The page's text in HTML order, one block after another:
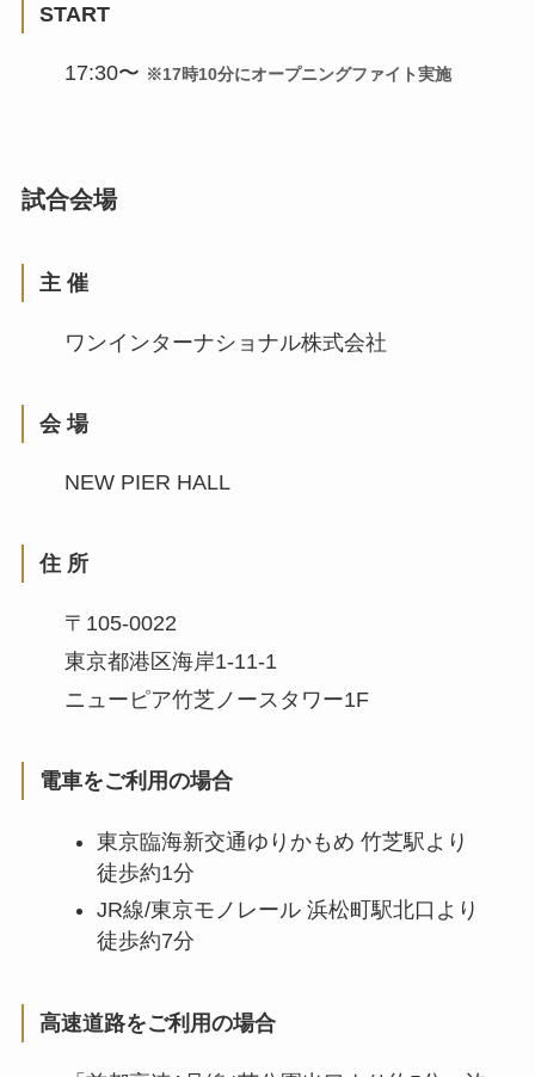
START
17:30〜 ※17時10分にオープニングファイト実施
試合会場
主 催
ワンインターナショナル株式会社
会 場
NEW PIER HALL
住 所
〒105-0022
東京都港区海岸1-11-1
ニューピア竹芝ノースタワー1F
電車をご利用の場合
東京臨海新交通ゆりかもめ 竹芝駅より
徒歩約1分
JR線/東京モノレール 浜松町駅北口より
徒歩約7分
高速道路をご利用の場合